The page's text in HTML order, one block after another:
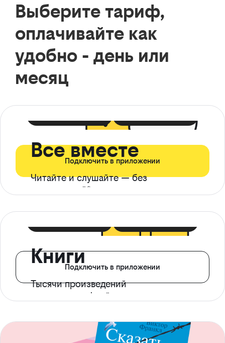
Выберите тариф,
оплачивайте как
удобно - день или
месяц
Все вместе
Читайте и слушайте — без
ограничений*
Подключить в приложении
Книги
Тысячи произведений
с доступом офлайн
Подключить в приложении